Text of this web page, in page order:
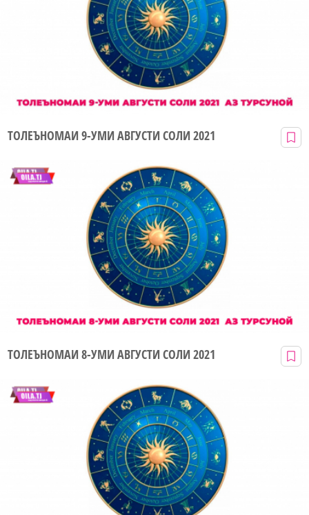
ТОЛЕЪНОМАИ 9-УМИ АВГУСТИ СОЛИ 2021
ТОЛЕЪНОМАИ 8-УМИ АВГУСТИ СОЛИ 2021